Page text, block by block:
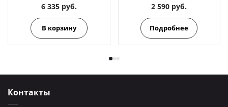
6 335 руб.
В корзину
2 590 руб.
Подробнее
Контакты